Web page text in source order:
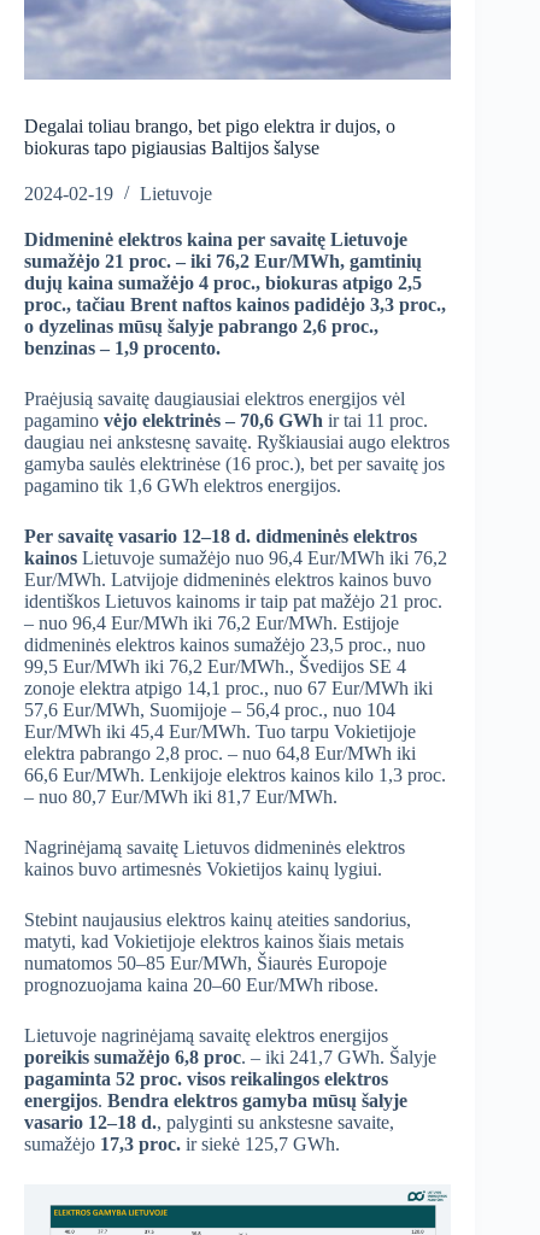
Degalai toliau brango, bet pigo elektra ir dujos, o
biokuras tapo pigiausias Baltijos šalyse
2024-02-19 Lietuvoje
Didmeninė elektros kaina per savaitę Lietuvoje
sumažėjo 21 proc. – iki 76,2 Eur/MWh, gamtinių
dujų kaina sumažėjo 4 proc., biokuras atpigo 2,5
proc., tačiau Brent naftos kainos padidėjo 3,3 proc.,
o dyzelinas mūsų šalyje pabrango 2,6 proc.,
benzinas – 1,9 procento.
Praėjusią savaitę daugiausiai elektros energijos vėl
pagamino vėjo elektrinės – 70,6 GWh ir tai 11 proc.
daugiau nei ankstesnę savaitę. Ryškiausiai augo elektros
gamyba saulės elektrinėse (16 proc.), bet per savaitę jos
pagamino tik 1,6 GWh elektros energijos.
Per savaitę vasario 12–18 d. didmeninės elektros
kainos Lietuvoje sumažėjo nuo 96,4 Eur/MWh iki 76,2
Eur/MWh. Latvijoje didmeninės elektros kainos buvo
identiškos Lietuvos kainoms ir taip pat mažėjo 21 proc.
– nuo 96,4 Eur/MWh iki 76,2 Eur/MWh. Estijoje
didmeninės elektros kainos sumažėjo 23,5 proc., nuo
99,5 Eur/MWh iki 76,2 Eur/MWh., Švedijos SE 4
zonoje elektra atpigo 14,1 proc., nuo 67 Eur/MWh iki
57,6 Eur/MWh, Suomijoje – 56,4 proc., nuo 104
Eur/MWh iki 45,4 Eur/MWh. Tuo tarpu Vokietijoje
elektra pabrango 2,8 proc. – nuo 64,8 Eur/MWh iki
66,6 Eur/MWh. Lenkijoje elektros kainos kilo 1,3 proc.
– nuo 80,7 Eur/MWh iki 81,7 Eur/MWh.
Nagrinėjamą savaitę Lietuvos didmeninės elektros
kainos buvo artimesnės Vokietijos kainų lygiui.
Stebint naujausius elektros kainų ateities sandorius,
matyti, kad Vokietijoje elektros kainos šiais metais
numatomos 50–85 Eur/MWh, Šiaurės Europoje
prognozuojama kaina 20–60 Eur/MWh ribose.
Lietuvoje nagrinėjamą savaitę elektros energijos
poreikis sumažėjo 6,8 proc. – iki 241,7 GWh. Šalyje
pagaminta 52 proc. visos reikalingos elektros
energijos. Bendra elektros gamyba mūsų šalyje
vasario 12–18 d., palyginti su ankstesne savaite,
sumažėjo 17,3 proc. ir siekė 125,7 GWh.